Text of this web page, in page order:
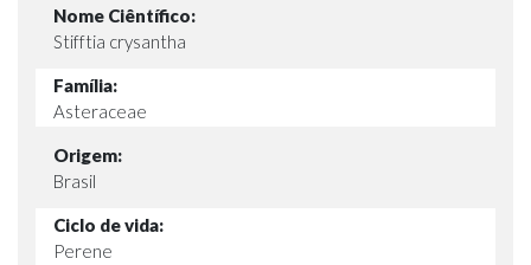
Nome Ciêntífico:
Stifftia crysantha
Família:
Asteraceae
Origem:
Brasil
Ciclo de vida:
Perene